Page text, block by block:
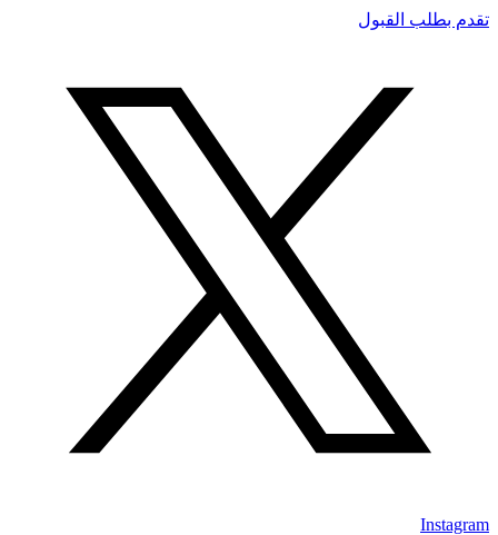
تقدم بطلب القبول
Instagram